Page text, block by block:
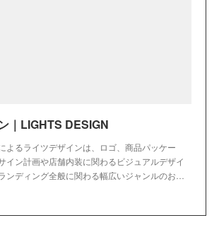
｜LIGHTS DESIGN
よるライツデザインは、ロゴ、商品パッケー
イン計画や店舗内装に関わるビジュアルデザイ
ンディング全般に関わる幅広いジャンルのお…